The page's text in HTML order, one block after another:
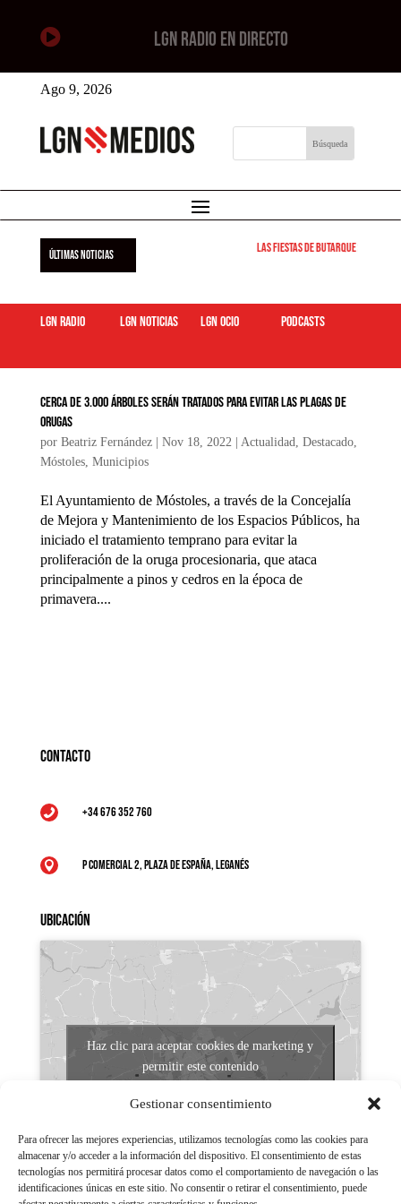
Gestionar consentimiento
Para ofrecer las mejores experiencias, utilizamos tecnologías como las cookies para
almacenar y/o acceder a la información del dispositivo. El consentimiento de estas
tecnologías nos permitirá procesar datos como el comportamiento de navegación o las
identificaciones únicas en este sitio. No consentir o retirar el consentimiento, puede
 LGN RADIO EN DIRECTO
Ago 9, 2026
ÚLTIMAS NOTICIAS Las Fiestas de Butarque 2026
LGN Radio LGN Noticias LGN ocio podcasts
Cerca de 3.000 árboles serán tratados para evitar las plagas de
orugas
por Beatriz Fernández| Nov 18, 2022| Actualidad, Destacado,
Móstoles, Municipios
El Ayuntamiento de Móstoles, a través de la Concejalía
de Mejora y Mantenimiento de los Espacios Públicos, ha
iniciado el tratamiento temprano para evitar la
proliferación de la oruga procesionaria, que ataca
principalmente a pinos y cedros en la época de
primavera....
Contacto
 +34 676 352 760
 P Comercial 2, Plaza de España, Leganés
Ubicación
Haz clic para aceptar cookies de marketing y
permitir este contenido